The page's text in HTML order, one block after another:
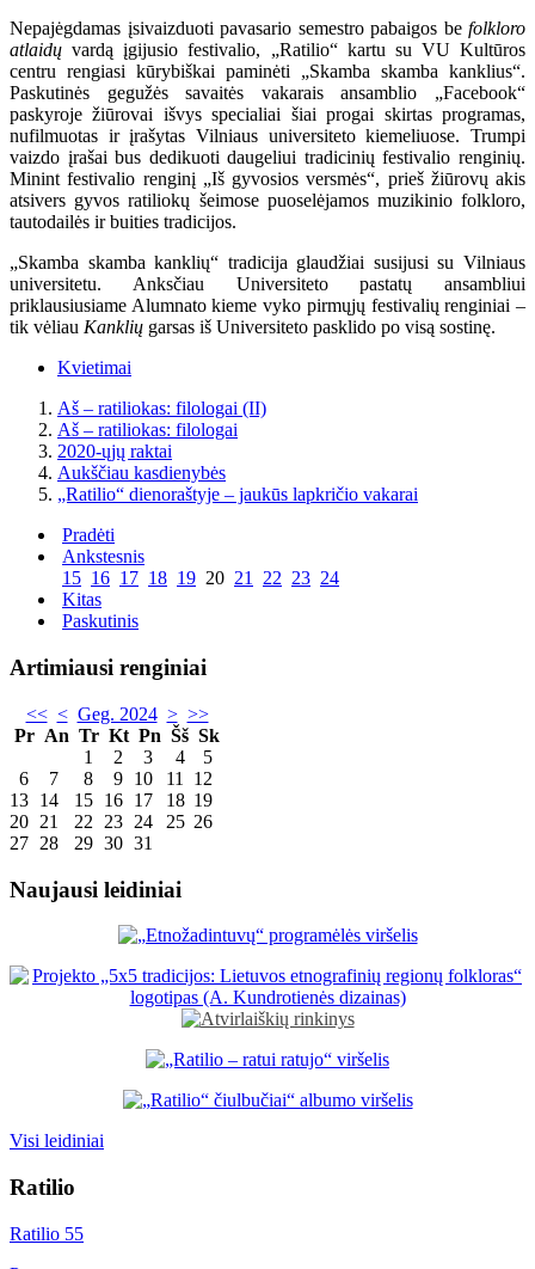
Nepajėgdamas įsivaizduoti pavasario semestro pabaigos be folkloro
atlaidų vardą įgijusio festivalio, „Ratilio“ kartu su VU Kultūros
centru rengiasi kūrybiškai paminėti „Skamba skamba kanklius“.
Paskutinės gegužės savaitės vakarais ansamblio „Facebook“
paskyroje žiūrovai išvys specialiai šiai progai skirtas programas,
nufilmuotas ir įrašytas Vilniaus universiteto kiemeliuose. Trumpi
vaizdo įrašai bus dedikuoti daugeliui tradicinių festivalio renginių.
Minint festivalio renginį „Iš gyvosios versmės“, prieš žiūrovų akis
atsivers gyvos ratiliokų šeimose puoselėjamos muzikinio folkloro,
tautodailės ir buities tradicijos.
„Skamba skamba kanklių“ tradicija glaudžiai susijusi su Vilniaus
universitetu. Anksčiau Universiteto pastatų ansambliui
priklausiusiame Alumnato kieme vyko pirmųjų festivalių renginiai –
tik vėliau Kanklių garsas iš Universiteto pasklido po visą sostinę.
Kvietimai
Aš – ratiliokas: filologai (II)
Aš – ratiliokas: filologai
2020-ųjų raktai
Aukščiau kasdienybės
„Ratilio“ dienoraštyje – jaukūs lapkričio vakarai
Pradėti
Ankstesnis
15 16 17 18 19 20 21 22 23 24
Kitas
Paskutinis
Artimiausi renginiai
<< < Geg. 2024 > >>
Pr An Tr Kt Pn Šš Sk
1
2 3 4
5
6
7 8 9 10 11
12
13 14 15 16 17 18 19
20 21 22 23 24 25 26
27 28 29 30 31
Naujausi leidiniai
Visi leidiniai
Ratilio
Ratilio 55